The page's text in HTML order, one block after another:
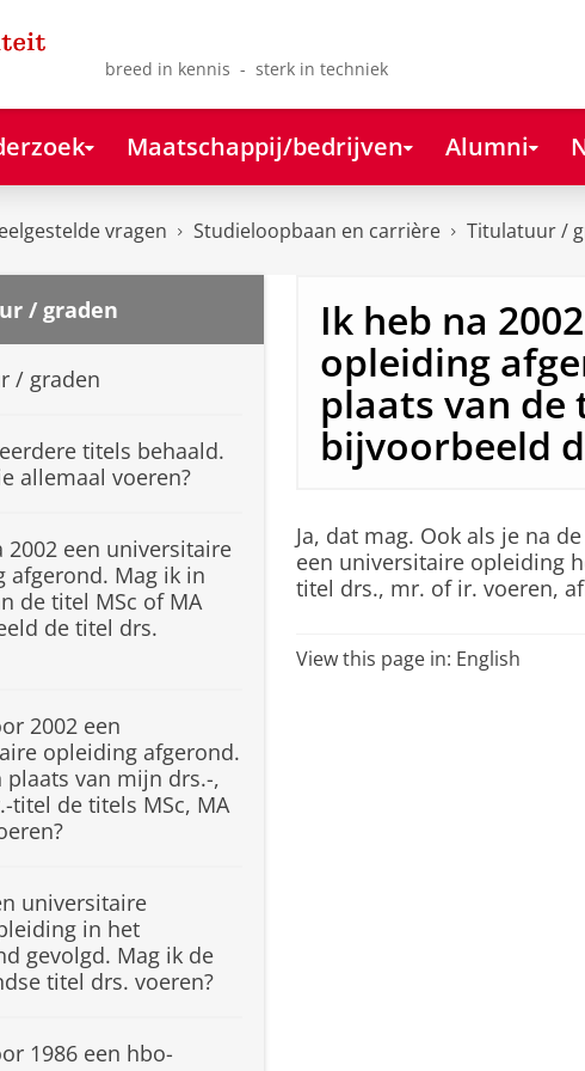
breed in kennis - sterk in techniek
Maatschappij/bedrijven Alumni
vragen Studieloopbaan en carrière Titulatuur /
/ graden
/ graden
titels behaald.
allemaal voeren?
2002 een universitaire
afgerond. Mag ik in
de titel MSc of MA
de titel drs.
2002 een
opleiding afgerond.
plaats van mijn drs.-,
titel de titels MSc, MA
universitaire
in het
gevolgd. Mag ik de
titel drs. voeren?
1986 een hbo-
Ik heb na
opleiding
plaats van de
bijvoorbeeld
Ja, dat mag. Ook als je na
een universitaire opleiding
titel drs., mr. of ir. voeren,
View this page in: English